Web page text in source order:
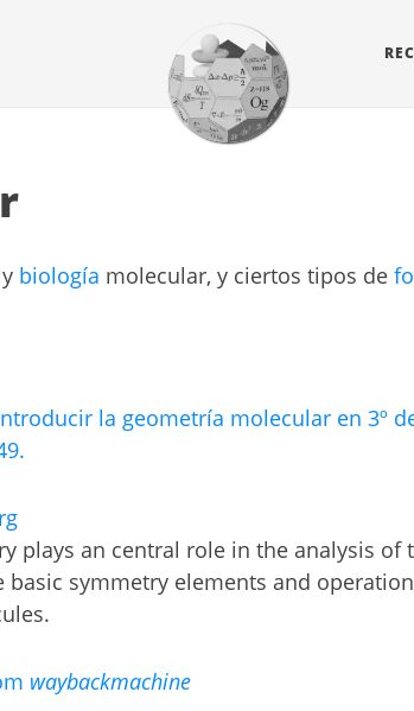
y biología molecular, y ciertos tipos de
la geometría molecular en 3º
plays an central role in the analysis
symmetry elements and
waybackmachine